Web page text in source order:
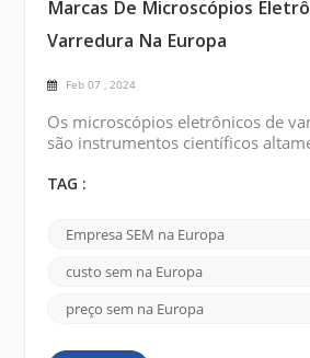
Marcas De Microscópios
Varredura Na Europa
Feb 07 , 2024
Os microscópios eletrônicos de
são instrumentos científicos
resolução e análise de amostras
microscópios eletrônicos de
na Europa que oferecem SEMs de
Aqui estão algumas marcas
TAG :
Empresa SEM na Europa
custo sem na Europa
preço sem na Europa